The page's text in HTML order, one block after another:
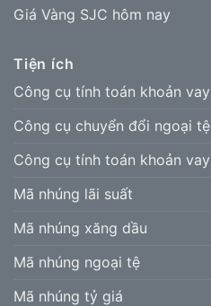
Giá Vàng SJC hôm nay
Tiện ích
Công cụ tính toán khoản vay
Công cụ chuyển đổi ngoại tệ
Công cụ tính toán khoản vay
Mã nhúng lãi suất
Mã nhúng xăng dầu
Mã nhúng ngoại tệ
Mã nhúng tỷ giá